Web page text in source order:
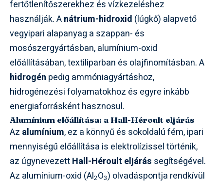
fertőtlenítőszerekhez és vízkezeléshez
használják. Anátrium-hidroxid (lúgkő) alapvető
vegyipari alapanyag a szappan- és
mosószergyártásban, alumínium-oxid
előállításában, textiliparban és olajfinomításban. A
hidrogén pedig ammóniagyártáshoz,
hidrogénezési folyamatokhoz és egyre inkább
energiaforrásként hasznosul.
Alumínium előállítása: a Hall-Héroult eljárás
Az alumínium, ez a könnyű és sokoldalú fém, ipari
mennyiségű előállítása is elektrolízissel történik,
az úgynevezettHall-Héroult eljárás segítségével.
Az alumínium-oxid (Al2O3) olvadáspontja rendkívül